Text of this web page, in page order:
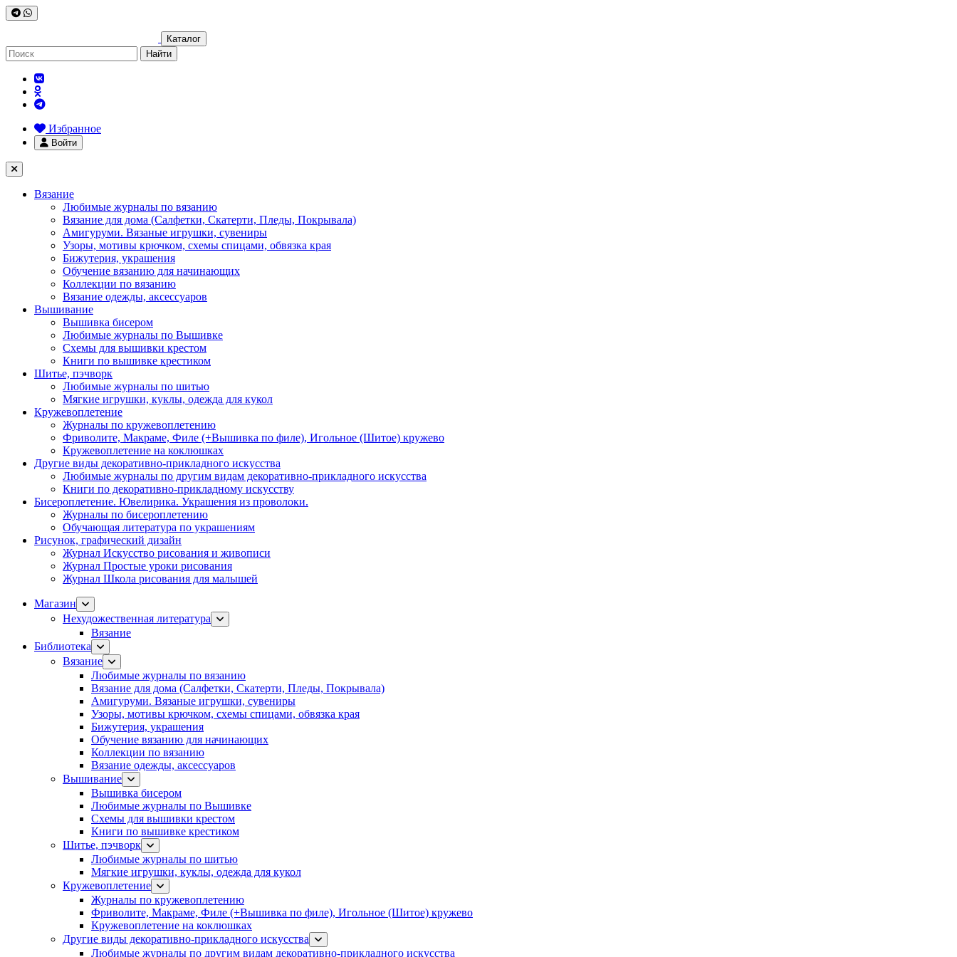
Каталог
Найти
Избранное
Войти
Вязание
Любимые журналы по вязанию
Вязание для дома (Салфетки, Скатерти, Пледы, Покрывала)
Амигуруми. Вязаные игрушки, сувениры
Узоры, мотивы крючком, схемы спицами, обвязка края
Бижутерия, украшения
Обучение вязанию для начинающих
Коллекции по вязанию
Вязание одежды, аксессуаров
Вышивание
Вышивка бисером
Любимые журналы по Вышивке
Схемы для вышивки крестом
Книги по вышивке крестиком
Шитье, пэчворк
Любимые журналы по шитью
Мягкие игрушки, куклы, одежда для кукол
Кружевоплетение
Журналы по кружевоплетению
Фриволите, Макраме, Филе (+Вышивка по филе), Игольное (Шитое) кружево
Кружевоплетение на коклюшках
Другие виды декоративно-прикладного искусства
Любимые журналы по другим видам декоративно-прикладного искусства
Книги по декоративно-прикладному искусству
Бисероплетение. Ювелирика. Украшения из проволоки.
Журналы по бисероплетению
Обучающая литература по украшениям
Рисунок, графический дизайн
Журнал Искусство рисования и живописи
Журнал Простые уроки рисования
Журнал Школа рисования для малышей
Магазин
Нехудожественная литература
Вязание
Библиотека
Вязание
Любимые журналы по вязанию
Вязание для дома (Салфетки, Скатерти, Пледы, Покрывала)
Амигуруми. Вязаные игрушки, сувениры
Узоры, мотивы крючком, схемы спицами, обвязка края
Бижутерия, украшения
Обучение вязанию для начинающих
Коллекции по вязанию
Вязание одежды, аксессуаров
Вышивание
Вышивка бисером
Любимые журналы по Вышивке
Схемы для вышивки крестом
Книги по вышивке крестиком
Шитье, пэчворк
Любимые журналы по шитью
Мягкие игрушки, куклы, одежда для кукол
Кружевоплетение
Журналы по кружевоплетению
Фриволите, Макраме, Филе (+Вышивка по филе), Игольное (Шитое) кружево
Кружевоплетение на коклюшках
Другие виды декоративно-прикладного искусства
Любимые журналы по другим видам декоративно-прикладного искусства